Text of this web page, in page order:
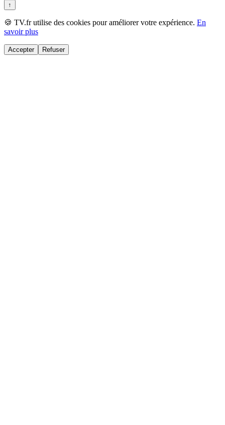
↑
🍪 TV.fr utilise des cookies pour améliorer votre expérience. En
savoir plus
Accepter Refuser